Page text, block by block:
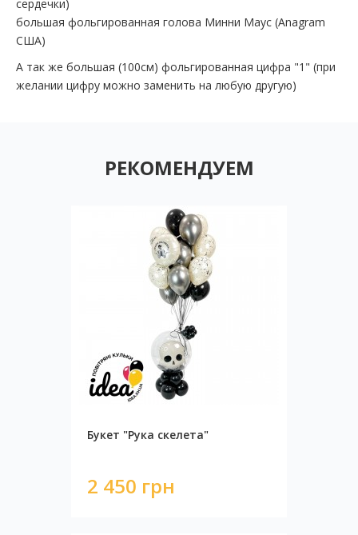
сердечки)
большая фольгированная голова Минни Маус (Anagram
США)
А так же большая (100см) фольгированная цифра "1" (при
желании цифру можно заменить на любую другую)
РЕКОМЕНДУЕМ
Букет "Рука скелета"
2 450 грн